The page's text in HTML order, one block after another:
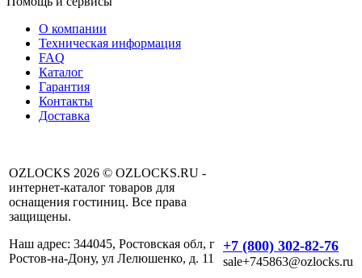
О компании
Техническая информация
FAQ
Каталог
Гарантия
Контакты
Доставка
OZLOCKS 2026 © OZLOCKS.RU -
интернет-каталог товаров для
оснащения гостиниц. Все права
защищены.
Наш адрес: 344045, Ростовская обл, г
Ростов-на-Дону, ул Лелюшенко, д. 11
+7 (800) 302-82-76
sale+745863@ozlocks.ru